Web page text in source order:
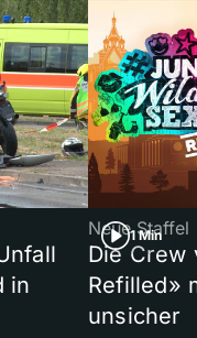
in
1 Min
Neue Staffel
Die Crew
Refilled»
unsicher